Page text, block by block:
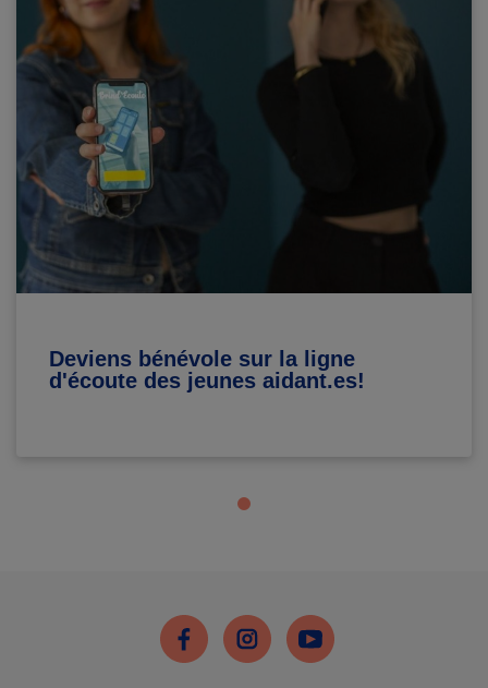
Deviens bénévole sur la ligne
d'écoute des jeunes aidant.es!
FacebookInstagramYoutube